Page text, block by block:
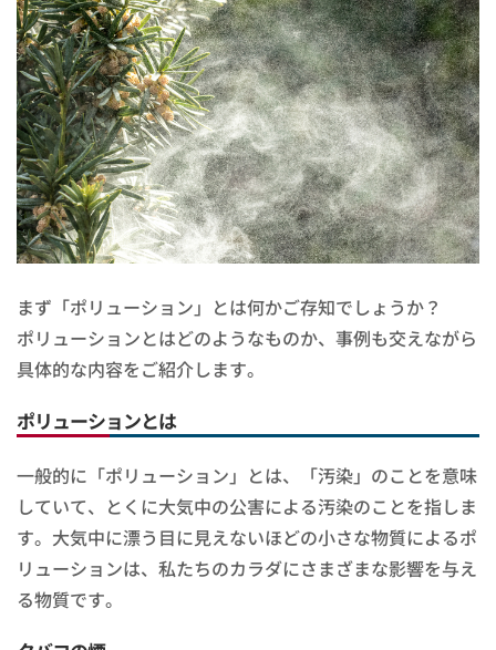
まず「ポリューション」とは何かご存知でしょうか？
ポリューションとはどのようなものか、事例も交えながら
具体的な内容をご紹介します。
ポリューションとは
一般的に「ポリューション」とは、「汚染」のことを意味
していて、とくに大気中の公害による汚染のことを指しま
す。大気中に漂う目に見えないほどの小さな物質によるポ
リューションは、私たちのカラダにさまざまな影響を与え
る物質です。